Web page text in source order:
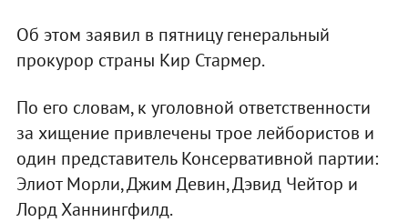
Об этом заявил в пятницу генеральный
прокурор страны Кир Стармер.
По его словам, к уголовной ответственности
за хищение привлечены трое лейбористов и
один представитель Консервативной партии:
Элиот Морли, Джим Девин, Дэвид Чейтор и
Лорд Ханнингфилд.